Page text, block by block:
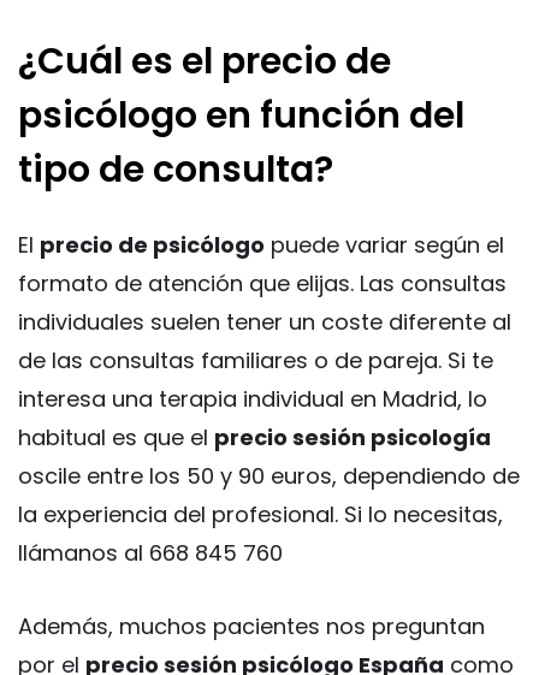
¿Cuál es el precio de
psicólogo en función del
tipo de consulta?
El precio de psicólogo puede variar según el
formato de atención que elijas. Las consultas
individuales suelen tener un coste diferente al
de las consultas familiares o de pareja. Si te
interesa una terapia individual en Madrid, lo
habitual es que el precio sesión psicología
oscile entre los 50 y 90 euros, dependiendo de
la experiencia del profesional. Si lo necesitas,
llámanos al 668 845 760
Además, muchos pacientes nos preguntan
por el precio sesión psicólogo España como